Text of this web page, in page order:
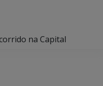
na Capital